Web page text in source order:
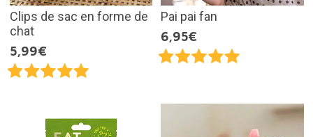
Clips de sac en forme de
chat
5,99€
Pai pai fan
6,95€